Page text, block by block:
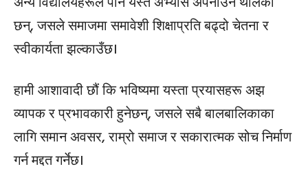
छन्, जसले समाजमा समावेशी शिक्षाप्रति बढ्दो चेतना र
स्वीकार्यता झल्काउँछ।
हामी आशावादी छौं कि भविष्यमा यस्ता प्रयासहरू अझ
व्यापक र प्रभावकारी हुनेछन्, जसले सबै बालबालिकाका
लागि समान अवसर, राम्रो समाज र सकारात्मक सोच निर्माण
गर्न मद्दत गर्नेछ।